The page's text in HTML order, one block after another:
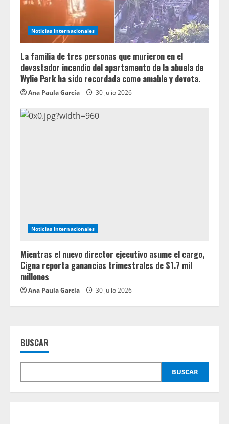
Noticias Internacionales
La familia de tres personas que murieron en el
devastador incendio del apartamento de la abuela de
Wylie Park ha sido recordada como amable y devota.
Ana Paula García 30 julio 2026
Noticias Internacionales
Mientras el nuevo director ejecutivo asume el cargo,
Cigna reporta ganancias trimestrales de $1.7 mil
millones
Ana Paula García 30 julio 2026
BUSCAR
BUSCAR